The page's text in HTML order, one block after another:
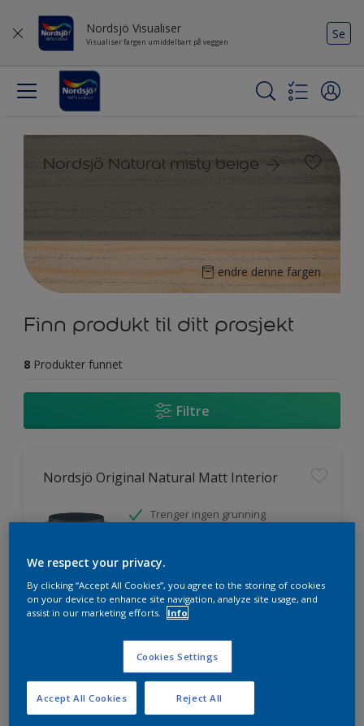
Nordsjö Visualiser
Visualiser fargen umiddelbart på veggen
Se
Nordsjö Natural misty beige
endre denne fargen
Finn produkt til ditt prosjekt
8 Produkter funnet
Filtre
Nordsjö Original Natural Matt Interior
Trenger ingen grunning
Sammenligne
Nordsjö Original Panellakk matt
We respect your privacy.
By clicking “Accept All Cookies”, you agree to the storing of cookies
on your device to enhance site navigation, analyze site usage, and
assist in our marketing efforts.
Info
Cookies Settings
Reject All
Accept All Cookies